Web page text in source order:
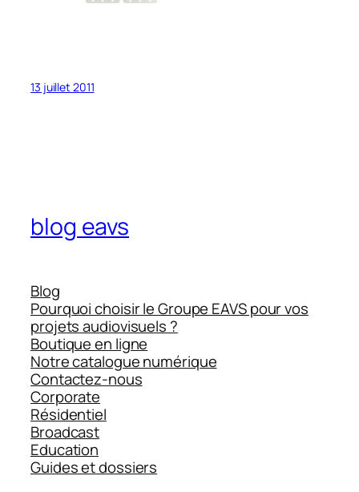
13 juillet 2011
blog eavs
Blog
Pourquoi choisir le Groupe EAVS pour vos
projets audiovisuels ?
Boutique en ligne
Notre catalogue numérique
Contactez-nous
Corporate
Résidentiel
Broadcast
Education
Guides et dossiers